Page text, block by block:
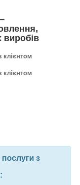
виробів
клієнтом
клієнтом
з